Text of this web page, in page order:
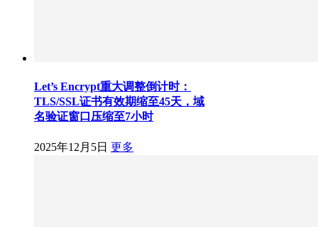
Let’s Encrypt重大调整倒计时：
TLS/SSL证书有效期缩至45天，域
名验证窗口压缩至7小时
2025年12月5日 更多